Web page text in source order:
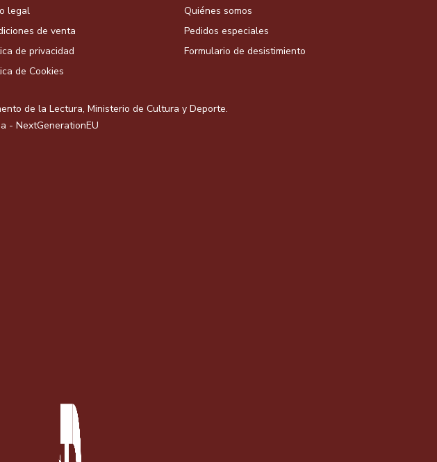
legal
de venta
de privacidad
de Cookies
Quiénes somos
Pedidos especiales
Formulario de desistimiento
de la Lectura, Ministerio de Cultura y Deporte.
- NextGenerationEU